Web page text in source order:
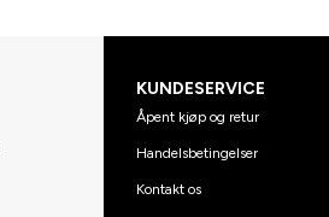
KUNDESERVICE
Åpent kjøp og retur
Handelsbetingelser
Kontakt os